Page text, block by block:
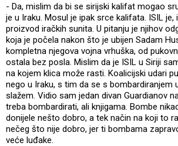
- Da, mislim da bi se sirijski kalifat mogao
je u Iraku. Mosul je ipak srce kalifata. ISIL
proizvod iračkih sunita. U pitanju je njihov
koja je počela nakon što je ubijen Sadam
kompletna njegova vojna vrhuška, od
ostala bez posla. Mislim da je ISIL u Siriji
na kojem klica može rasti. Koalicijski udari
nego u Iraku, s tim da se s bombardiranjem
slažem. Vidio sam jedan divan Guardianov
treba bombardirati, ali knjigama. Bombe
donijele nešto dobro, a tek način na koji to
nečeg što nije dobro, jer ti bombama
veće luđake.